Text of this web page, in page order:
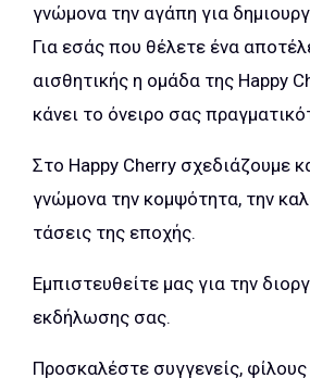
γνώμονα την αγάπη για
Για εσάς που θέλετε ένα
αισθητικής η ομάδα της Happy
κάνει το όνειρο σας
Στο Happy Cherry σχεδιάζουμε
γνώμονα την κομψότητα, την
τάσεις της εποχής.
Εμπιστευθείτε μας για την
εκδήλωσης σας.
Προσκαλέστε συγγενείς,